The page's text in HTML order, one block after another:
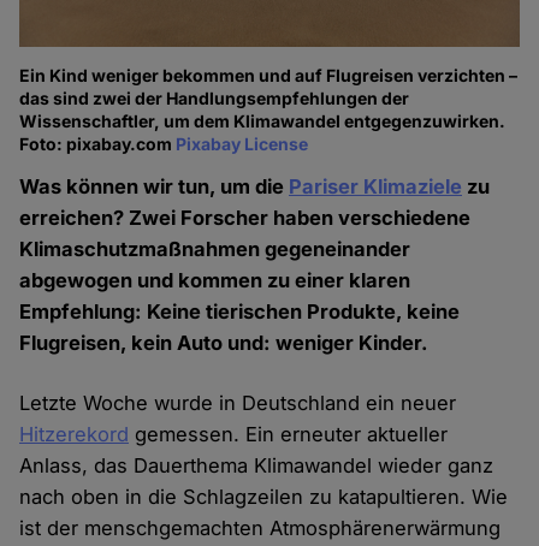
Ein Kind weniger bekommen und auf Flugreisen verzichten –
das sind zwei der Handlungsempfehlungen der
Wissenschaftler, um dem Klimawandel entgegenzuwirken.
Foto: pixabay.com Pixabay License
Was können wir tun, um die Pariser Klimaziele zu
erreichen? Zwei Forscher haben verschiedene
Klimaschutzmaßnahmen gegeneinander
abgewogen und kommen zu einer klaren
Empfehlung: Keine tierischen Produkte, keine
Flugreisen, kein Auto und: weniger Kinder.
Letzte Woche wurde in Deutschland ein neuer
Hitzerekord gemessen. Ein erneuter aktueller
Anlass, das Dauerthema Klimawandel wieder ganz
nach oben in die Schlagzeilen zu katapultieren. Wie
ist der menschgemachten Atmosphärenerwärmung